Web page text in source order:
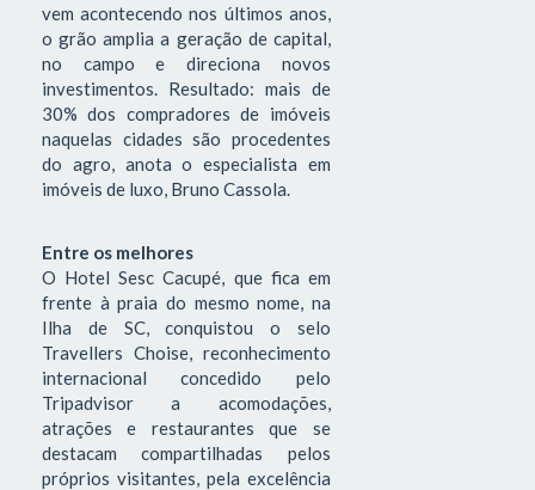
vem acontecendo nos últimos anos,
o grão amplia a geração de capital,
no campo e direciona novos
investimentos. Resultado: mais de
30% dos compradores de imóveis
naquelas cidades são procedentes
do agro, anota o especialista em
imóveis de luxo, Bruno Cassola.
Entre os melhores
O Hotel Sesc Cacupé, que fica em
frente à praia do mesmo nome, na
Ilha de SC, conquistou o selo
Travellers Choise, reconhecimento
internacional concedido pelo
Tripadvisor a acomodações,
atrações e restaurantes que se
destacam compartilhadas pelos
próprios visitantes, pela excelência